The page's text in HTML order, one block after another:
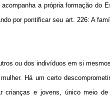
a própria formação do
por pontificar seu art. 226: A
ou dos indivíduos em si
Há um certo
crianças e jovens, único meio